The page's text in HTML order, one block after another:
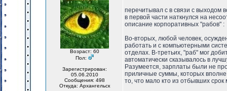
Возраст: 60
Пол:
Зарегистрирован:
05.06.2010
Сообщения: 498
Откуда: Архангельск
перечитывал с в связи с выходом
в первой части наткнулся на
описание корпоративных "рабов" :
Во-вторых, любой человек,
работать и с компьютерными
отделах. В-третьих, "раб" мог
автоматически сказывалось в
Разумеется, зарплаты были не
приличные суммы, которых
то, что мало кто из отбывших